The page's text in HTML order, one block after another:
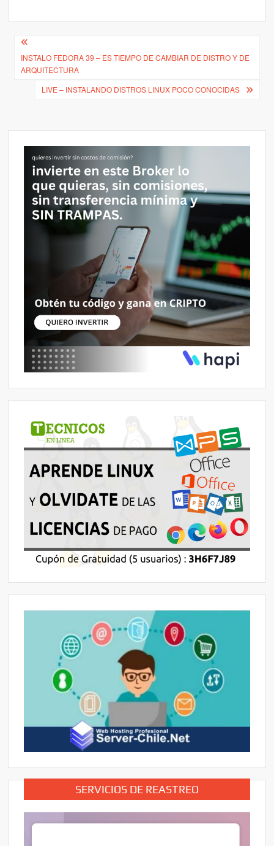
Navegación
de
entradas
INSTALO FEDORA 39 – ES TIEMPO DE CAMBIAR DE DISTRO Y DE
ARQUITECTURA
LIVE – INSTALANDO DISTROS LINUX POCO CONOCIDAS
SERVICIOS DE REASTREO